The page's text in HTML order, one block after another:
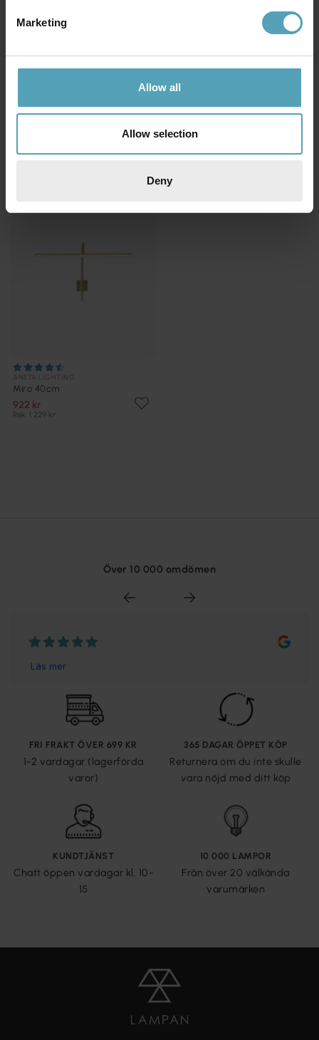
Marketing
Allow all
Allow selection
Deny
Miro 40cm Miro 40cm
Miro 40cm
922 kr
Rek. 1 229 kr
Över 10 000 omdömen
FRI FRAKT ÖVER 699 KR
1-2 vardagar (lagerförda
varor)
365 DAGAR ÖPPET KÖP
Returnera om du inte skulle
vara nöjd med ditt köp
KUNDTJÄNST
Chatt öppen vardagar kl. 10-
15
10 000 LAMPOR
Från över 20 välkända
varumärken